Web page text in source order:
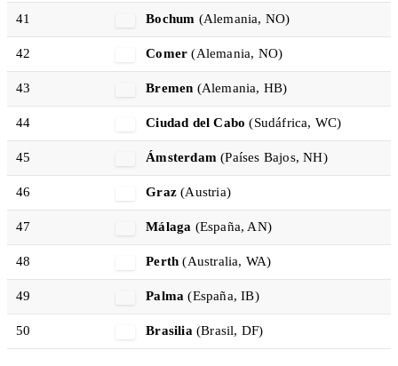
41 Bochum (Alemania, NO)
42 Comer (Alemania, NO)
43 Bremen (Alemania, HB)
44 Ciudad del Cabo (Sudáfrica, WC)
45 Ámsterdam (Países Bajos, NH)
46 Graz (Austria)
47 Málaga (España, AN)
48 Perth (Australia, WA)
49 Palma (España, IB)
50 Brasilia (Brasil, DF)